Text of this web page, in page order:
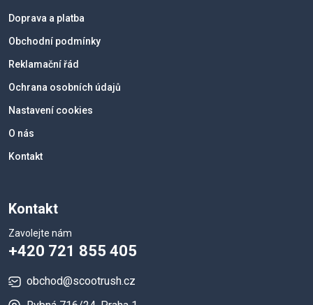
Doprava a platba
Obchodní podmínky
Reklamační řád
Ochrana osobních údajů
Nastavení cookies
O nás
Kontakt
Kontakt
Zavolejte nám
+420 721 855 405
obchod@scootrush.cz